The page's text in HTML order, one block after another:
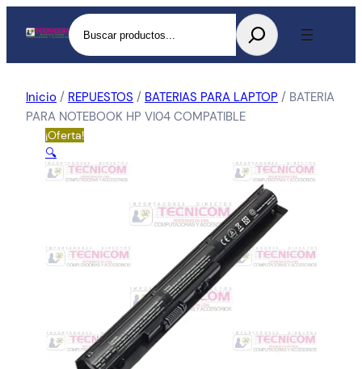
Buscar
Inicio / REPUESTOS / BATERIAS PARA LAPTOP / BATERIA
PARA NOTEBOOK HP VI04 COMPATIBLE
¡Oferta!
🔍